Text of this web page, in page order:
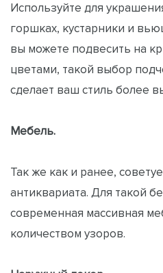
Используйте для
горшках, кустарники и
вы можете подвесить на
цветами, такой выбор
сделает ваш стиль более
Мебель.
Так же как и ранее,
антиквариата. Для такой
современная массивная
количеством узоров.